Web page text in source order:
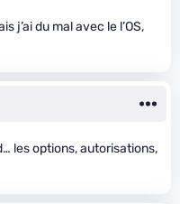
j’ai du mal avec le l’OS,
les options, autorisations,